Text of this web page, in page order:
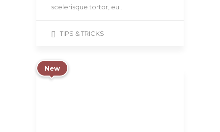
scelerisque tortor, eu…
TIPS & TRICKS
New